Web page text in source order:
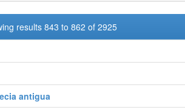
results 843 to 862 of 2925
antigua